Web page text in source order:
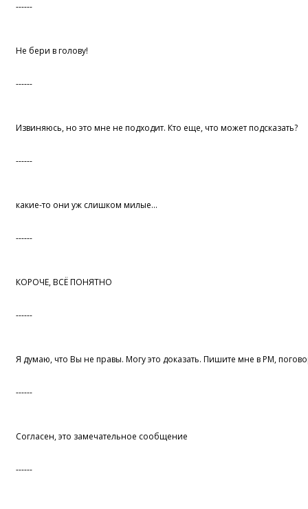
------
Не бери в голову!
------
Извиняюсь, но это мне не подходит. Кто еще, что может подсказать?
------
какие-то они уж слишком милые...
------
КОРОЧЕ, ВСЁ ПОНЯТНО
------
Я думаю, что Вы не правы. Могу это доказать. Пишите мне в PM,
------
Согласен, это замечательное сообщение
------